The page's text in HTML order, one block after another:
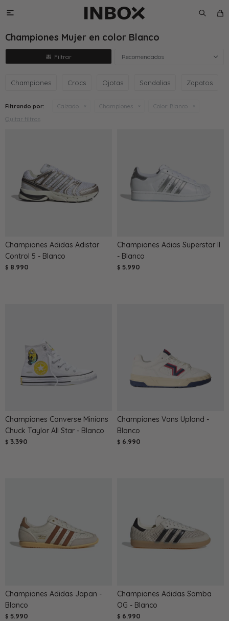

Championes Mujer en color Blanco
Recomendados
Championes Crocs Ojotas Sandalias Zapatos
Filtrando por: Calzado Championes Color: Blanco
Quitar filtros
Championes Adidas Adistar
Control 5 - Blanco
$ 8.990
Championes Adias Superstar II
- Blanco
$ 5.990
Championes Converse Minions
Chuck Taylor All Star - Blanco
$ 3.390
Championes Vans Upland -
Blanco
$ 6.990
Championes Adidas Japan -
Blanco
$ 5.990
Championes Adidas Samba
OG - Blanco
$ 6.990